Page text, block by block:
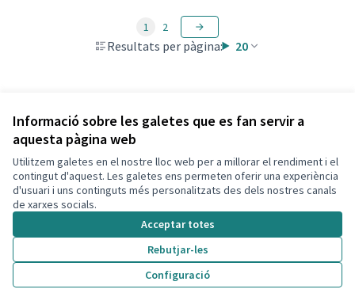
Informació sobre les galetes que es fan servir a
aquesta pàgina web
Utilitzem galetes en el nostre lloc web per a millorar el rendiment i el
contingut d'aquest. Les galetes ens permeten oferir una experiència
d'usuari i uns continguts més personalitzats des dels nostres canals
de xarxes socials.
Acceptar totes
Rebutjar-les
Configuració
Resultats per pàgina: 20
1 2
Veure totes les propostes retirades
Termes i condicions d'ús
Configuració de les galetes
Decidim Calafell a X
(Enllaç extern)
Decidim Calafell a Facebook
Decidim Calafell a YouTube
Decidim Calafell a GitHub
(Enllaç extern)
Web creada ambprogramari lliure .
Amb
(Enllaç